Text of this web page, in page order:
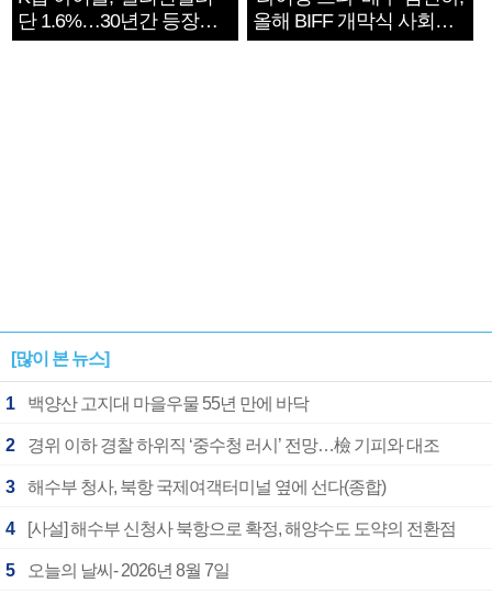
단 1.6%…30년간 등장
1182개팀 전수조사
올해 BIFF 개막식 사회자
확정
[많이 본 뉴스]
1 백양산 고지대 마을우물 55년 만에 바닥
2 경위 이하 경찰 하위직 ‘중수청 러시’ 전망…檢 기피와 대조
3 해수부 청사, 북항 국제여객터미널 옆에 선다(종합)
4 [사설] 해수부 신청사 북항으로 확정, 해양수도 도약의 전환점
5 오늘의 날씨- 2026년 8월 7일